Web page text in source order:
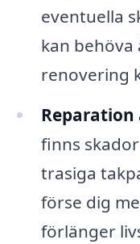
eventuella
kan
renovering
finns
trasiga
förse dig
förlänger